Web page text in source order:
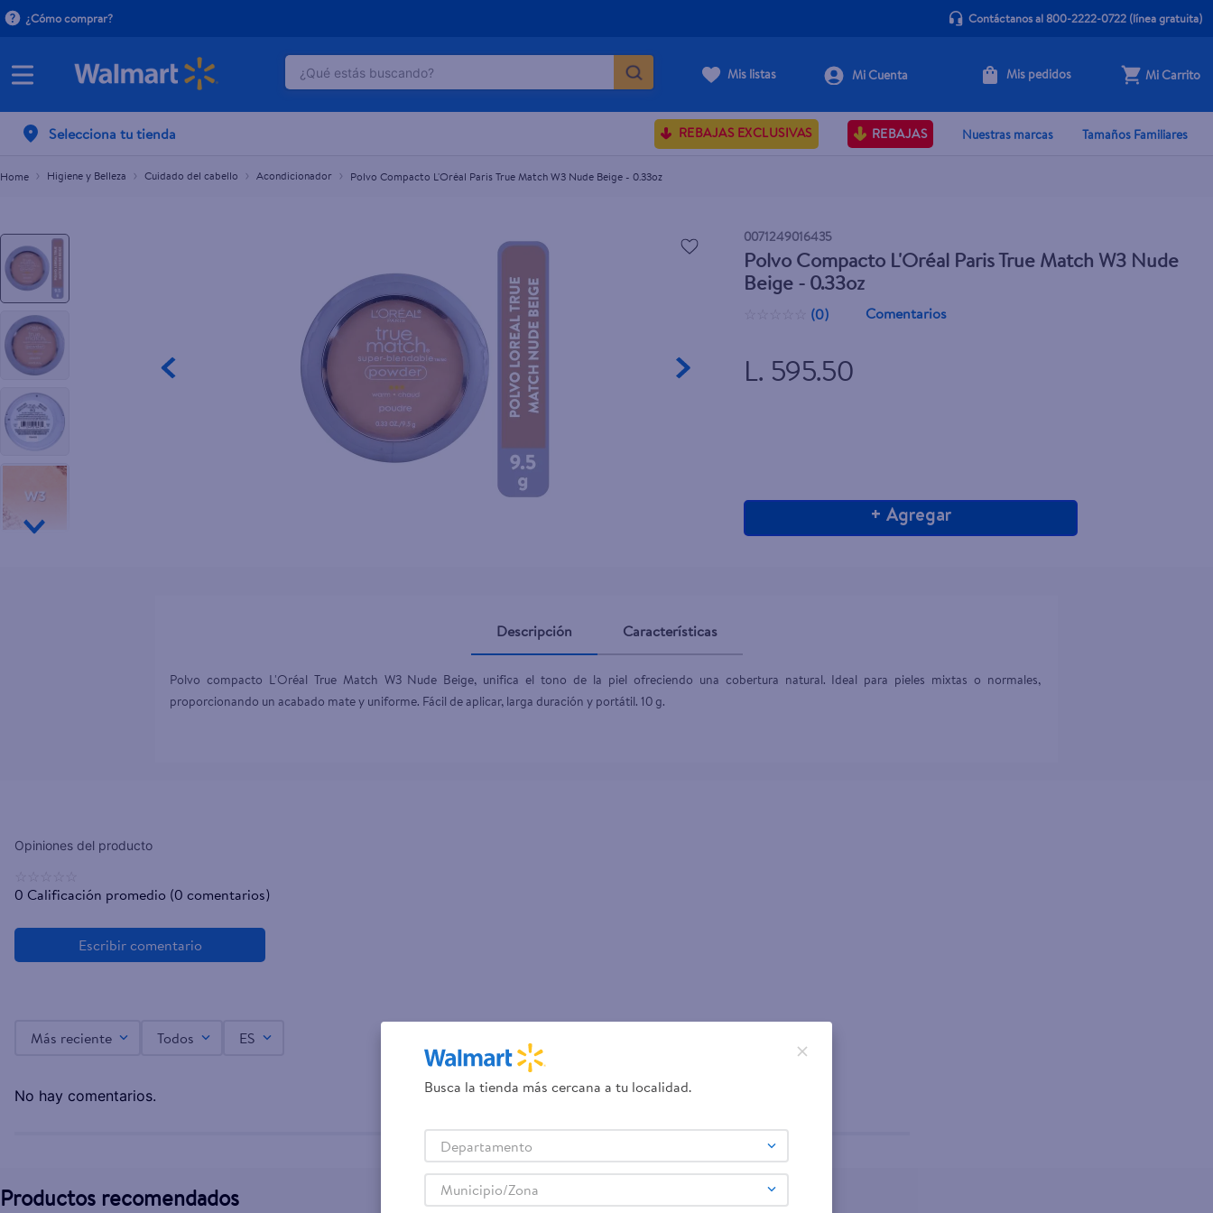
¿Cómo comprar? Contáctanos al 800-2222-0722(línea gratuita)
¿Qué estás buscando?
Mis listas Mis pedidos Mi Carrito
Selecciona tu tienda REBAJAS EXCLUSIVAS REBAJAS Nuestras marcas Tamaños Familiares
Higiene y Belleza Cuidado del cabello Acondicionador Polvo Compacto L'Oréal Paris True Match W3 Nude Beige - 0.33oz
0071249016435
Polvo Compacto L'Oréal Paris True Match W3 Nude
Beige - 0.33oz
(0) Comentarios
L. 595.50
+ Agregar
Polvo Compacto L'Oréal Paris True Match W3 Nude Beige - 0.33oz
L.595.50 + Agregar
Descripción Características
Polvo compacto L'Oréal True Match W3 Nude Beige, unifica el tono de la piel ofreciendo una cobertura natural. Ideal para pieles mixtas o normales,
proporcionando un acabado mate y uniforme. Fácil de aplicar, larga duración y portátil. 10 g.
0 Calificación promedio (0 comentarios)
Más reciente Todos ES
No hay comentarios.
Productos recomendados
Busca la tienda más cercana a tu localidad.
Departamento
Municipio/Zona
TÉRMINOS MÁS BUSCADOS
herbal essences
6.
gillette venus
7.
dove
8
goodyear
9
pañales
. aceite